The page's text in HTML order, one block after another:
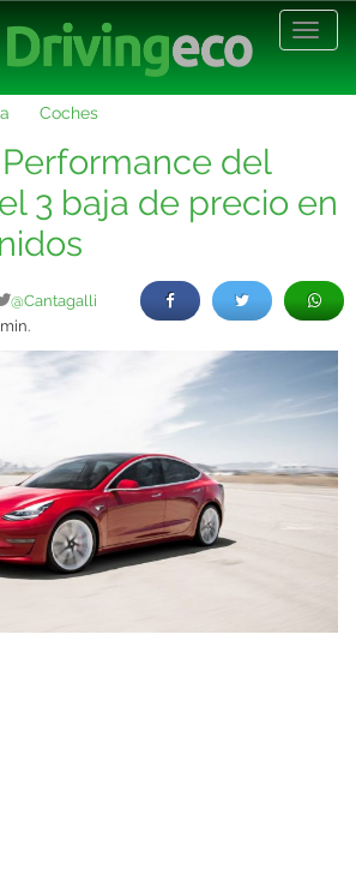
Coches
del
3 baja de precio en
@Cantagalli